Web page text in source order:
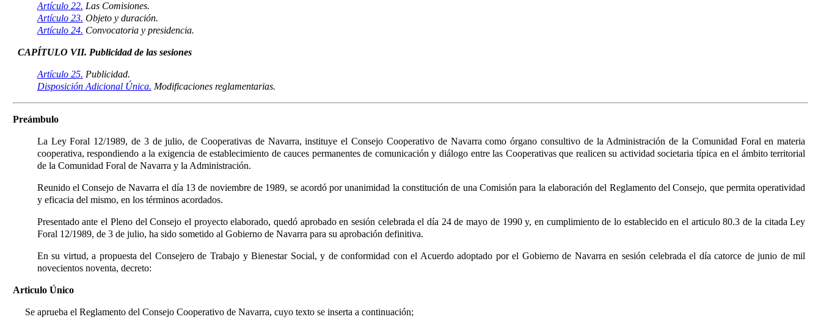
Artículo 22. Las Comisiones.
Artículo 23. Objeto y duración.
Artículo 24. Convocatoria y presidencia.
CAPÍTULO VII. Publicidad de las sesiones
Artículo 25. Publicidad.
Disposición Adicional Única. Modificaciones reglamentarias.
Preámbulo
La Ley Foral 12/1989, de 3 de julio, de Cooperativas de Navarra, instituye el Consejo Cooperativo de Navarra como órgano consultivo de la Administración de la Comunidad Foral en materia
cooperativa, respondiendo a la exigencia de establecimiento de cauces permanentes de comunicación y diálogo entre las Cooperativas que realicen su actividad societaria típica en el ámbito territorial
de la Comunidad Foral de Navarra y la Administración.
Reunido el Consejo de Navarra el día 13 de noviembre de 1989, se acordó por unanimidad la constitución de una Comisión para la elaboración del Reglamento del Consejo, que permita operatividad
y eficacia del mismo, en los términos acordados.
Presentado ante el Pleno del Consejo el proyecto elaborado, quedó aprobado en sesión celebrada el día 24 de mayo de 1990 y, en cumplimiento de lo establecido en el articulo 80.3 de la citada Ley
Foral 12/1989, de 3 de julio, ha sido sometido al Gobierno de Navarra para su aprobación definitiva.
En su virtud, a propuesta del Consejero de Trabajo y Bienestar Social, y de conformidad con el Acuerdo adoptado por el Gobierno de Navarra en sesión celebrada el día catorce de junio de mil
novecientos noventa, decreto:
Articulo Único
Se aprueba el Reglamento del Consejo Cooperativo de Navarra, cuyo texto se inserta a continuación;